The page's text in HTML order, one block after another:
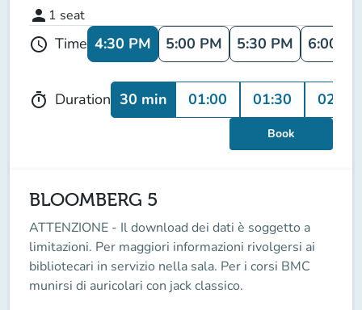
person 1 seat
schedule Time 4:30 PM 5:00 PM 5:30 PM 6:00
timer Duration 30 min 01:00 01:30 02:00
Book
BLOOMBERG 5
ATTENZIONE - Il download dei dati è soggetto a
limitazioni. Per maggiori informazioni rivolgersi ai
bibliotecari in servizio nella sala. Per i corsi BMC
munirsi di auricolari con jack classico.